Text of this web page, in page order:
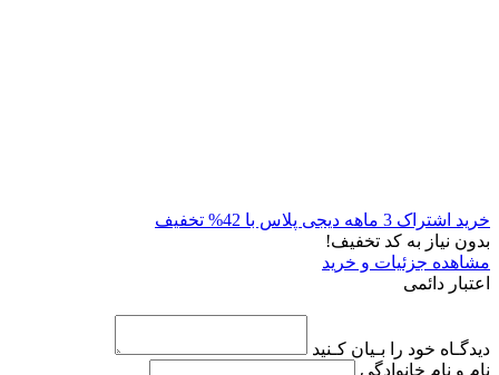
خرید اشتراک 3 ماهه دیجی پلاس با 42% تخفیف
بدون نیاز به کد تخفیف!
مشاهده جزئیات و خرید
اعتبار دائمی
دیدگـاه خود را بـیان کـنید
نام و نام خانوادگی